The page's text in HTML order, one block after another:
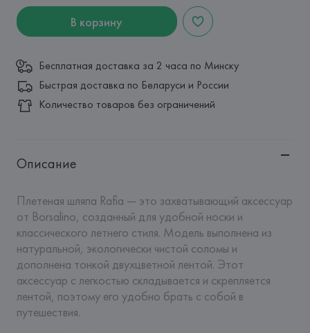
В корзину
Бесплатная доставка за 2 часа по Минску
Быстрая доставка по Беларуси и России
Количество товаров без ограничений
Описание
Плетеная шляпа Rafia — это захватывающий аксессуар
от Borsalino, созданный для удобной носки и
классического летнего стиля. Модель выполнена из
натуральной, экологически чистой соломы и
дополнена тонкой двухцветной лентой. Этот
аксессуар с легкостью складывается и скрепляется
лентой, поэтому его удобно брать с собой в
путешествия.